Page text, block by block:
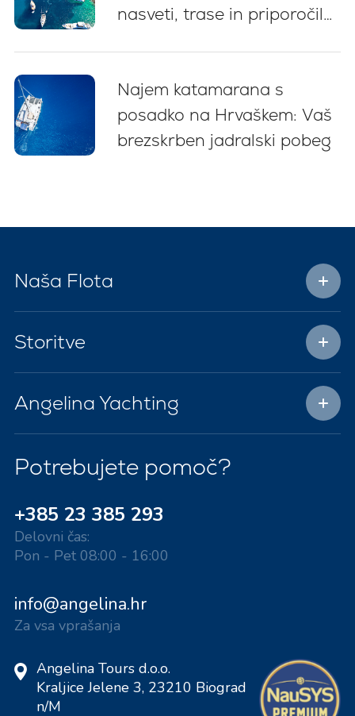
nasveti, trase in priporočila
Najem katamarana s
posadko na Hrvaškem: Vaš
brezskrben jadralski pobeg
Naša Flota
Storitve
Angelina Yachting
Potrebujete pomoč?
+385 23 385 293
Delovni čas:
Pon - Pet 08:00 - 16:00
info@angelina.hr
Za vsa vprašanja
Angelina Tours d.o.o.
Kraljice Jelene 3, 23210 Biograd
n/M